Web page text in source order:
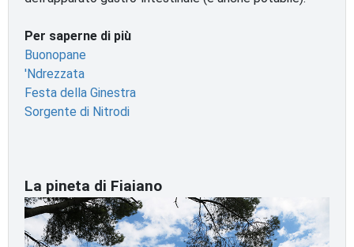
Per saperne di più
Buonopane
'Ndrezzata
Festa della Ginestra
Sorgente di Nitrodi
La pineta di Fiaiano